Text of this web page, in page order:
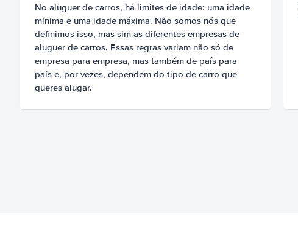
No aluguer de carros, há limites de idade: uma idade
mínima e uma idade máxima. Não somos nós que
definimos isso, mas sim as diferentes empresas de
aluguer de carros. Essas regras variam não só de
empresa para empresa, mas também de país para
país e, por vezes, dependem do tipo de carro que
queres alugar.